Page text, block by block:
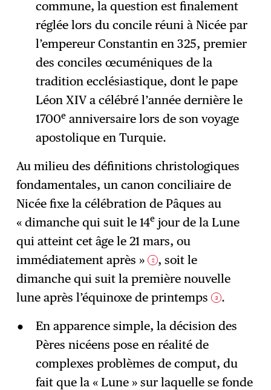
commune, la question est finalement
réglée lors du concile réuni à Nicée par
l’empereur Constantin en 325, premier
des conciles œcuméniques de la
tradition ecclésiastique, dont le pape
Léon XIV a célébré l’année dernière le
1700eanniversaire lors de son voyage
apostolique en Turquie.
Au milieu des définitions christologiques
fondamentales, un canon conciliaire de
Nicée fixe la célébration de Pâques au
« dimanche qui suit le 14e jour de la Lune
qui atteint cet âge le 21 mars, ou
immédiatement après » 2 , soit le
dimanche qui suit la première nouvelle
lune après l’équinoxe de printemps 3 .
En apparence simple, la décision des
Pères nicéens pose en réalité de
complexes problèmes de comput, du
fait que la « Lune » sur laquelle se fonde